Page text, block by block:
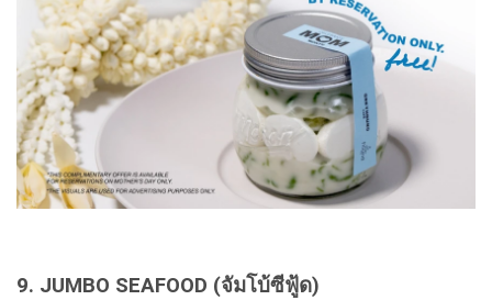
9. JUMBO SEAFOOD (จัมโบ้ซีฟู้ด)